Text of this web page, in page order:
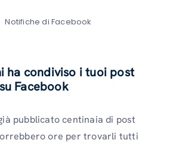
Notifiche di Facebook
ha condiviso i tuoi post
Facebook
pubblicato centinaia di post
ore per trovarli tutti